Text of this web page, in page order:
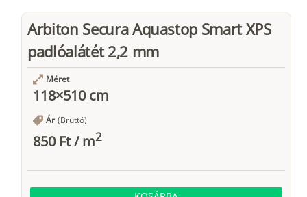
Arbiton Secura Aquastop Smart XPS
padlóalátét 2,2 mm
Méret
118×510 cm
Ár (Bruttó)
850 Ft/m2